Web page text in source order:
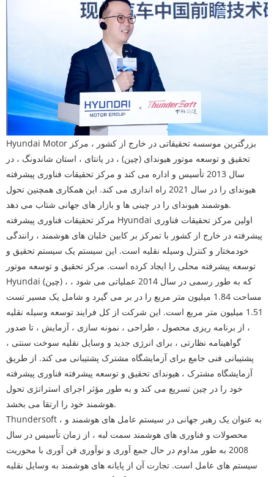
Hyundai Motor بزرگترین موسسه تحقیقاتی در خارج از کشور ، مرکز
تحقیق و توسعه موتور هیوندای (چین) ، در یانتای ، استان شاندونگ ، در
سال 2013 تأسیس و اداره می کند و مرکز تحقیقات فناوری پیشرفته
هیوندای را در سال 2021 راه اندازی می کند. این همکاری همچنین تحول
هوشمند هیوندای را در چینی ها و بازار های جهانی شتاب می دهد.
مرکز تحقیقات فناوری پیشرفته Hyundai اولین مرکز تحقیقات فناوری
پیشرفته در خارج از کشور با تمرکز بر کابین خلبان های هوشمند ، رانندگی
خودمختار و کنترل وسیله نقلیه است. این سیستم یک سیستم تحقیق و
توسعه پیشرفته محلی را ایجاد کرده است. مرکز تحقیق و توسعه موتور
Hyundai (چین) ، که به طور رسمی در سال 2014 عملیاتی می شود ،
مساحت 1.84 میلیون متر مربع را در بر می گیرد و شامل یک مسیر تست
1.51 میلیون متر مربع است. این شرکت از کل فرایند توسعه وسیله نقلیه
، از برنامه ریزی محصول ، طراحی ، نمونه سازی ، آزمایش ، تا صدور
گواهینامه نظارتی ، برای انرژی جدید و وسایل نقلیه سوخت سنتی ،
پشتیبانی فنی جامع برای آزمایشگاه مشترک پشتیبانی می کند. از طریق
آزمایشگاه مشترک ، هیوندای تحقیق و توسعه پیشرفته فناوری پیشرفته
خود را در چین تسریع می کند و به طور مؤثر اجرای استراتژی تحول
هوشمند خود را ارتقا می بخشد.
Thundersoft ، به عنوان یک رهبر جهانی در سیستم عامل های هوشمند و
محصولات و فناوری های هوشمند سمت لبه ، از زمان تأسیس در سال
2008 به طور مداوم در حال جمع آوری و نوآوری فن آوری با محوریت
سیستم های عامل است. تجارت آن از پایانه های هوشمند به وسایل نقلیه